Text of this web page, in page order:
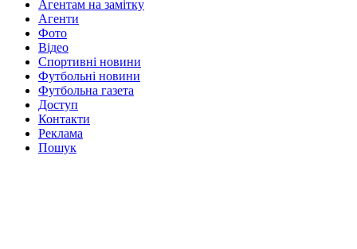
Агентам на замітку
Агенти
Фото
Відео
Спортивні новини
Футбольні новини
Футбольна газета
Доступ
Контакти
Реклама
Пошук